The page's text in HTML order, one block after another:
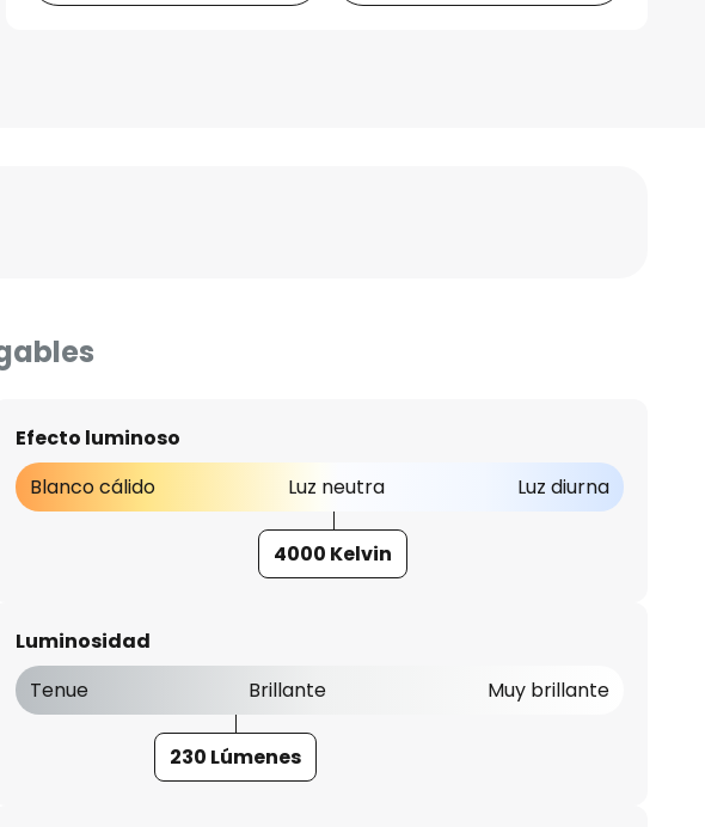
Efecto luminoso
Blanco cálido
Luz neutra Luz diurna
4000 Kelvin
Luminosidad
Tenue
Brillante Muy brillante
230 Lúmenes